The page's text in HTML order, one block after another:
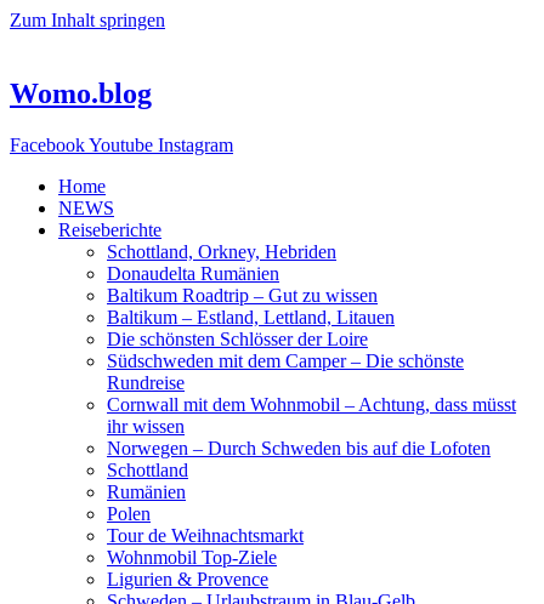
Zum Inhalt springen
Womo.blog
FacebookYoutube Instagram
Home
NEWS
Reiseberichte
Schottland, Orkney, Hebriden
Donaudelta Rumänien
Baltikum Roadtrip – Gut zu wissen
Baltikum – Estland, Lettland, Litauen
Die schönsten Schlösser der Loire
Südschweden mit dem Camper – Die schönste
Rundreise
Cornwall mit dem Wohnmobil – Achtung, dass müsst
ihr wissen
Norwegen – Durch Schweden bis auf die Lofoten
Schottland
Rumänien
Polen
Tour de Weihnachtsmarkt
Wohnmobil Top-Ziele
Ligurien & Provence